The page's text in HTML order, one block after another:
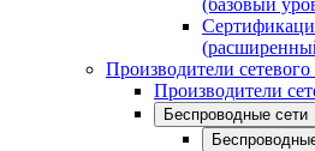
(базовый
Производители
Производители
Беспроводные сети